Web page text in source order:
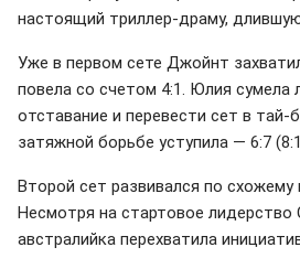
настоящий триллер-драму,
Уже в первом сете Джойнт
повела со счетом 4:1. Юлия сумела
отставание и перевести сет в тай-
затяжной борьбе уступила — 6:7
Второй сет развивался по схожему
Несмотря на стартовое лидерство
австралийка перехватила